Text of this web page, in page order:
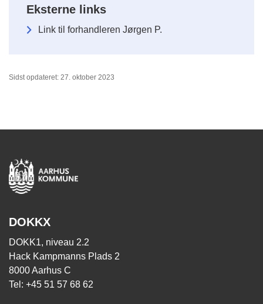
Eksterne links
Link til forhandleren Jørgen P.
Sidst opdateret: 27. oktober 2023
DOKKX
DOKK1, niveau 2.2
Hack Kampmanns Plads 2
8000 Aarhus C
Tel: +45 51 57 68 62